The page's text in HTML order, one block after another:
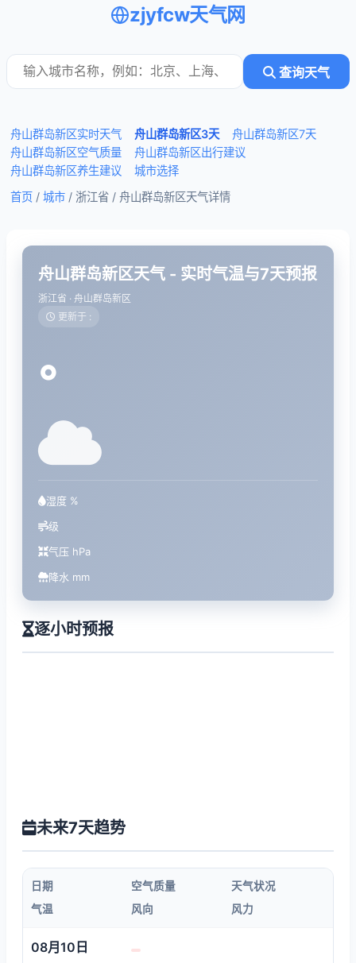
zjyfcw天气网
查询天气
舟山群岛新区实时天气 舟山群岛新区3天
舟山群岛新区7天
舟山群岛新区空气质量
舟山群岛新区出行建议
舟山群岛新区养生建议
城市选择
首页 / 城市 / 浙江省 / 舟山群岛新区天气详情
舟山群岛新区天气 - 实时气温与7天预报
浙江省 · 舟山群岛新区
更新于 :
°
湿度 %
级
气压 hPa
降水 mm
逐小时预报
未来7天趋势
日期 空气质量
天气状况
气温
风向 风力
08月10日